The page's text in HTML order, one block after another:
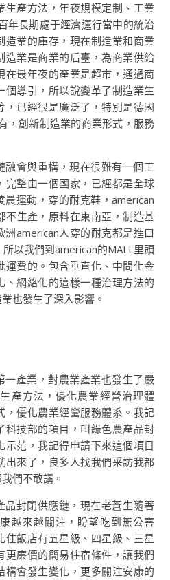
生產方法，年夜規模定制、工業
年長期處于經濟運行當中的統治
造業的庫存，現在制造業和商業
造業是商業的后臺，為商業供給
在最年夜的產業是超市，通過商
個導引，所以說變革了制造業生
，已經很是廣泛了，特別是德國
，創新制造業的商業形式，服務
融會與重構，現在很難有一個工
完整由一個國家，已經都是全球
運動，穿的耐克鞋，american
不生產，原料在東南亞，制造基
american人穿的耐克都是進口
以我們到american的MALL里頭
運費的。包含垂直化、中間化金
、網絡化的這樣一種治理方法的
也發生了深入影響。
一產業，對農業產業也發生了嚴
產方法，優化農業經營治理體
，優化農業經營服務體系。我記
科技部的項目，叫綠色農產品封
示范，我記得申請下來這個項目
出來了，良多人找我們采訪我都
們不敢講。
品封閉供應鏈，現在老蒼生隨著
越來越關注，盼望吃到無公害
住飯店有五星級、四星級、三星
更廉價的簡易住宿條件，讓我們
構會發生變化，更多關注安康的